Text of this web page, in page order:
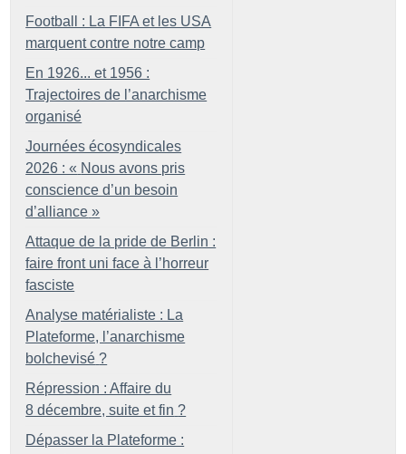
Football : La FIFA et les USA
marquent contre notre camp
En 1926... et 1956 :
Trajectoires de l’anarchisme
organisé
Journées écosyndicales
2026 : « Nous avons pris
conscience d’un besoin
d’alliance »
Attaque de la pride de Berlin :
faire front uni face à l’horreur
fasciste
Analyse matérialiste : La
Plateforme, l’anarchisme
bolchevisé ?
Répression : Affaire du
8 décembre, suite et fin ?
Dépasser la Plateforme :